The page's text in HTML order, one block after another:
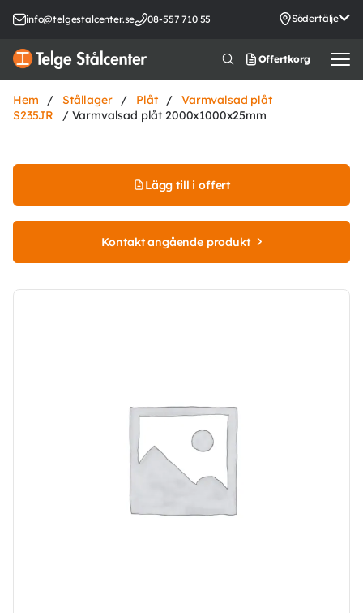
info@telgestalcenter.se 08-557 710 55 Södertälje
Offertkorg
Hem / Stållager / Plåt /
Varmvalsad plåt
S235JR
/ Varmvalsad plåt 2000x1000x25mm
Lägg till i offert
Kontakt angående produkt